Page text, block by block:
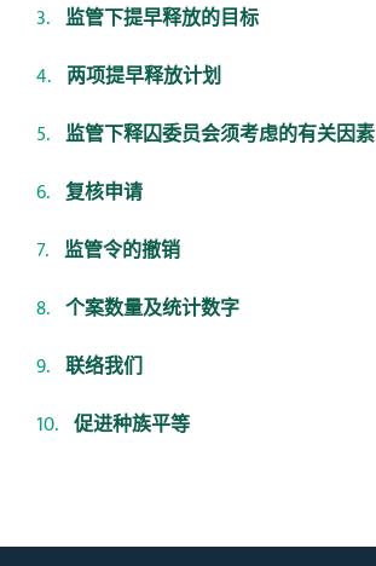
监管下提早释放的目标
两项提早释放计划
监管下释囚委员会须考虑的有关因素
复核申请
监管令的撤销
个案数量及统计数字
联络我们
促进种族平等